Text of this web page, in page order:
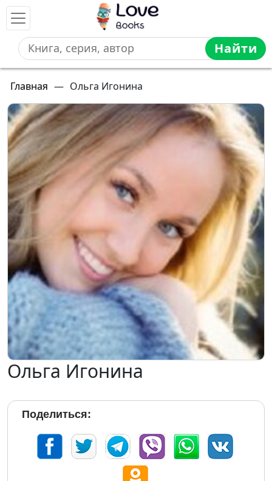
Найти
Главная — Ольга Игонина
Ольга Игонина
Поделиться: